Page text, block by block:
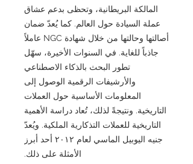
المالكة البريطانية، وتحظى بدعم عشاق
عملة السيادة حول العالم. كما يُعدّ ضمان
أصالتها وحالتها من خلال شهادة NGC عاملاً
جاذباً للغاية. في السنوات الأخيرة، سهّل
تطور البحث بالذكاء الاصطناعي
والأرشيفات الرقمية الوصول إلى
المعلومات الأساسية حول العملات
التاريخية. ونتيجةً لذلك، تُعاد دراسة الأهمية
التاريخية للعملات التذكارية الملكية. ويُعدّ
جنيه اليوبيل الماسي لعام ٢٠١٢ أحد أبرز
الأمثلة على ذلك.